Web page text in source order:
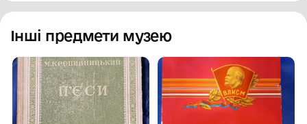
Інші предмети музею